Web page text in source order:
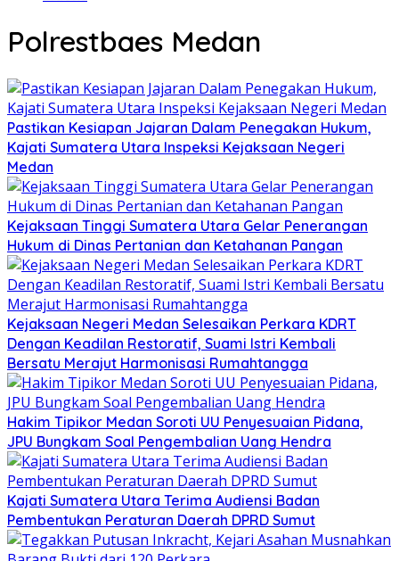
Polrestbaes Medan
Pastikan Kesiapan Jajaran Dalam Penegakan Hukum,
Kajati Sumatera Utara Inspeksi Kejaksaan Negeri
Medan
Kejaksaan Tinggi Sumatera Utara Gelar Penerangan
Hukum di Dinas Pertanian dan Ketahanan Pangan
Kejaksaan Negeri Medan Selesaikan Perkara KDRT
Dengan Keadilan Restoratif, Suami Istri Kembali
Bersatu Merajut Harmonisasi Rumahtangga
Hakim Tipikor Medan Soroti UU Penyesuaian Pidana,
JPU Bungkam Soal Pengembalian Uang Hendra
Kajati Sumatera Utara Terima Audiensi Badan
Pembentukan Peraturan Daerah DPRD Sumut